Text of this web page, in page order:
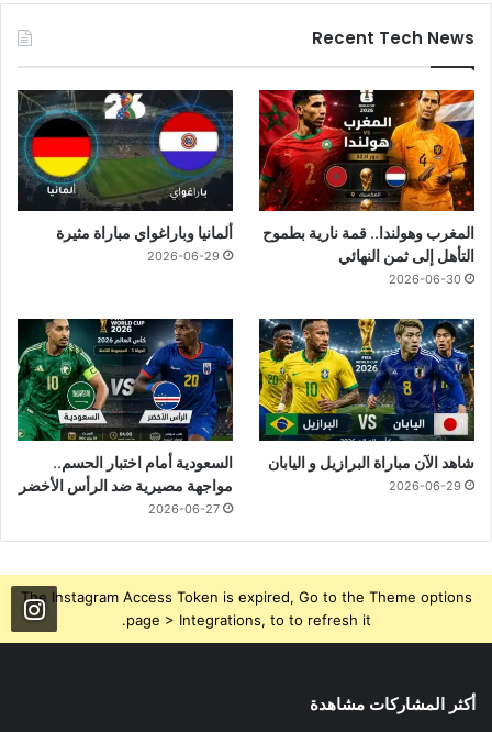
Recent Tech News
المغرب وهولندا.. قمة نارية بطموح
التأهل إلى ثمن النهائي
2026-06-30
ألمانيا وباراغواي مباراة مثيرة
2026-06-29
شاهد الآن مباراة البرازيل و اليابان
2026-06-29
السعودية أمام اختبار الحسم..
مواجهة مصيرية ضد الرأس الأخضر
2026-06-27
The Instagram Access Token is expired, Go to the Theme options
page > Integrations, to to refresh it.
أكثر المشاركات مشاهدة